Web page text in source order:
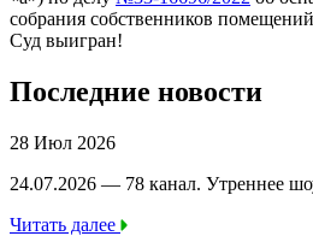
собрания собственников
Суд выигран!
Последние новости
28 Июл 2026
24.07.2026 — 78 канал. Утреннее
Читать далее